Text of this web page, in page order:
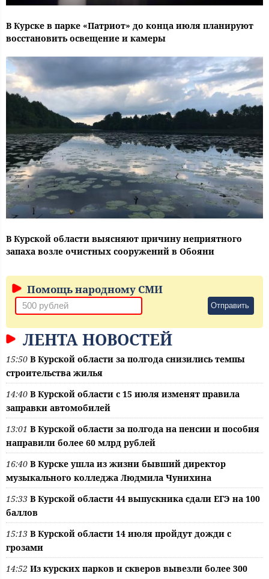
В Курске в парке «Патриот» до конца июля планируют
восстановить освещение и камеры
В Курской области выясняют причину неприятного
запаха возле очистных сооружений в Обояни
Помощь народному СМИ
Отправить
ЛЕНТА НОВОСТЕЙ
15:50 В Курской области за полгода снизились темпы
строительства жилья
14:40 В Курской области с 15 июля изменят правила
заправки автомобилей
13:01 В Курской области за полгода на пенсии и пособия
направили более 60 млрд рублей
16:40 В Курске ушла из жизни бывший директор
музыкального колледжа Людмила Чунихина
15:33 В Курской области 44 выпускника сдали ЕГЭ на 100
баллов
15:13 В Курской области 14 июля пройдут дожди с
грозами
14:52 Из курских парков и скверов вывезли более 300